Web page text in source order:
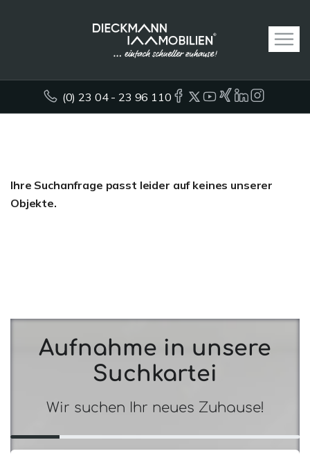
(0) 23 04 - 23 96 110
Ihre Suchanfrage passt leider auf keines unserer
Objekte.